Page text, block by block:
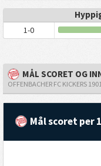
1-0
MÅL SCORET OG
OFFENBACHER FC KICKERS 1901
Mål scoret per